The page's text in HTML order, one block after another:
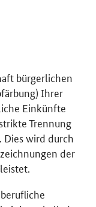
bürgerlichen
Ihrer
Einkünfte
Trennung
Dies wird durch
der